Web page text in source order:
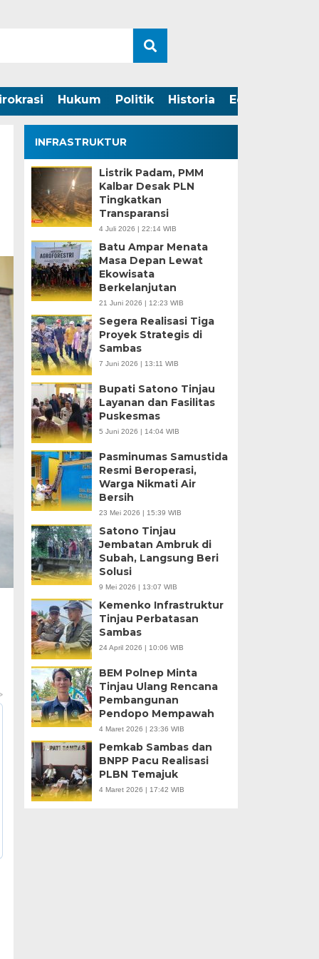
Hukum Politik Historia Edukasi
INFRASTRUKTUR
Listrik Padam, PMM
Kalbar Desak PLN
Tingkatkan
Transparansi
4 Juli 2026 | 22:14 WIB
Batu Ampar Menata
Masa Depan Lewat
Ekowisata
Berkelanjutan
21 Juni 2026 | 12:23 WIB
Segera Realisasi Tiga
Proyek Strategis di
Sambas
7 Juni 2026 | 13:11 WIB
Bupati Satono Tinjau
Layanan dan Fasilitas
Puskesmas
5 Juni 2026 | 14:04 WIB
Pasminumas Samustida
Resmi Beroperasi,
Warga Nikmati Air
Bersih
23 Mei 2026 | 15:39 WIB
Satono Tinjau
Jembatan Ambruk di
Subah, Langsung Beri
Solusi
9 Mei 2026 | 13:07 WIB
Kemenko Infrastruktur
Tinjau Perbatasan
Sambas
24 April 2026 | 10:06 WIB
BEM Polnep Minta
Tinjau Ulang Rencana
Pembangunan
Pendopo Mempawah
4 Maret 2026 | 23:36 WIB
Pemkab Sambas dan
BNPP Pacu Realisasi
PLBN Temajuk
4 Maret 2026 | 17:42 WIB